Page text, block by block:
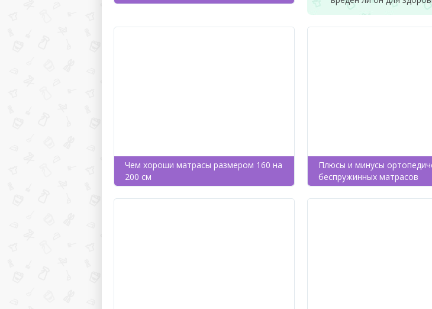
Чем хороши матрасы размером 160 на
200 см
Плюсы и минусы
беспружинных матрасов